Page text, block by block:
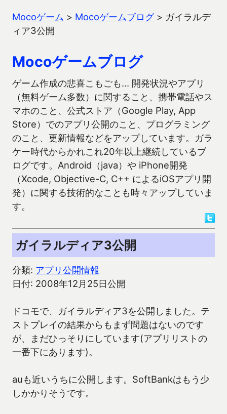
Mocoゲーム > Mocoゲームブログ> ガイラルデ
ィア3公開
Mocoゲームブログ
ゲーム作成の悲喜こもごも… 開発状況やアプリ
（無料ゲーム多数）に関すること、携帯電話やス
マホのこと、公式ストア（Google Play, App
Store）でのアプリ公開のこと、プログラミング
のこと、更新情報などをアップしています。ガラ
ケー時代からかれこれ20年以上継続しているブ
ログです。Android（java）や iPhone開発
（Xcode, Objective-C, C++ によるiOSアプリ開
発）に関する技術的なことも時々アップしていま
す。
ガイラルディア3公開
分類: アプリ公開情報
日付: 2008年12月25日公開
ドコモで、ガイラルディア3を公開しました。テ
ストプレイの結果からもまず問題はないのです
が、まだひっそりにしています(アプリリストの
一番下にあります)。
auも近いうちに公開します。SoftBankはもう少
しかかりそうです。